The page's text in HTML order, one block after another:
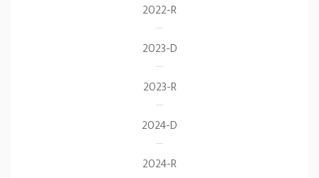
2022-R
2023-D
2023-R
2024-D
2024-R